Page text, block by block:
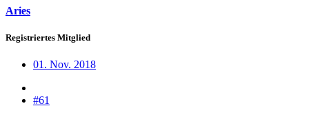
Aries
Registriertes Mitglied
01. Nov. 2018
#61